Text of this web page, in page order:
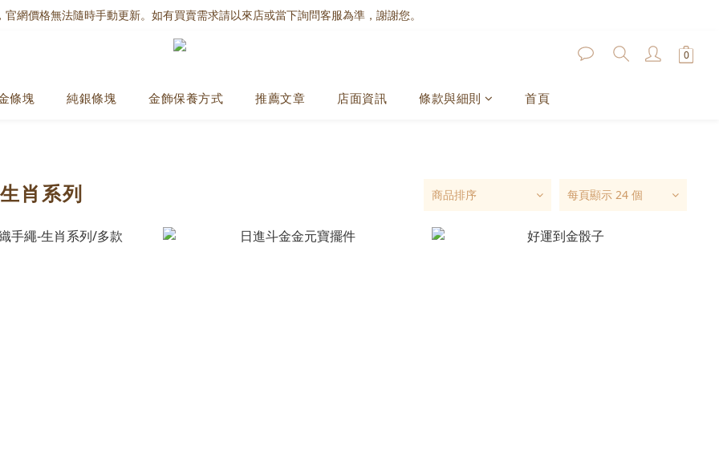
官網價格無法隨時手動更新。如有買賣需求請以來店或當下詢問客服為準，謝謝您。
條塊 純銀條塊 金飾保養方式 推薦文章 店面資訊 條款與細則 首頁
肖系列 商品排序 每頁顯示 24 個